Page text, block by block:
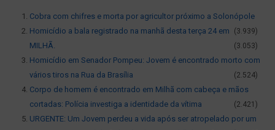
Cobra com chifres e morta por agricultor próximo a Solonópole
(3.939)
Homicídio a bala registrado na manhã desta terça 24 em
MILHÃ.
(3.053)
Homicídio em Senador Pompeu: Jovem é encontrado morto com
vários tiros na Rua da Brasília
(2.524)
Corpo de homem é encontrado em Milhã com cabeça e mãos
cortadas: Polícia investiga a identidade da vítima
(2.421)
URGENTE: Um Jovem perdeu a vida após ser atropelado por um